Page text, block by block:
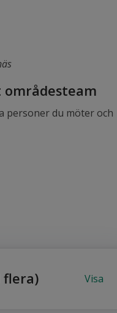
personer du möter och
flera) Visa